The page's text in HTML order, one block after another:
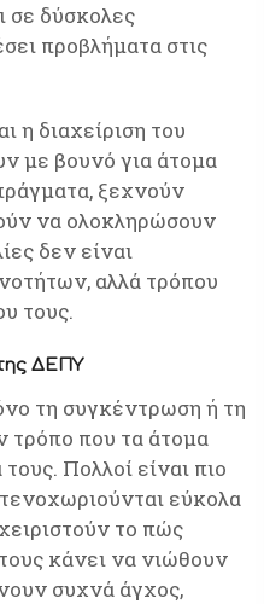
σε δύσκολες
προβλήματα στις
η διαχείριση του
με βουνό για άτομα
ξεχνούν
να ολοκληρώσουν
δεν είναι
αλλά τρόπου
τους.
ΔΕΠΥ
τη συγκέντρωση ή τη
τρόπο που τα άτομα
Πολλοί είναι πιο
εύκολα
το πώς
κάνει να νιώθουν
συχνά άγχος,